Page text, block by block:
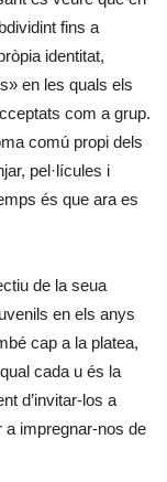
fins a
identitat,
en les quals els
com a grup.
comú propi dels
pel·lícules i
és que ara es
de la seua
en els anys
cap a la platea,
cada u és la
d’invitar-los a
a impregnar-nos de